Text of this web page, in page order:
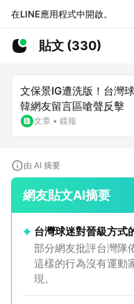
在LINE應用程式中開啟。
貼文 (330)
文保景IG遭洗版！台灣
韓網友留言區嗆聲反擊
文章 • 鏡報
由 AI 摘要
網友貼文AI摘要
台灣球迷對晉級方式
部分網友批評台灣隊
這樣的行為沒有運動
現。